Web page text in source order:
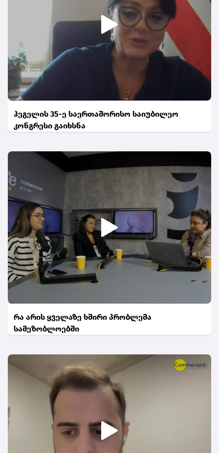
ჰეგელის 35-ე საერთაშორისო საიუბილეო
კონგრესი გაიხსნა
რა არის ყველაზე ხშირი პრობლემა
სამეზობლოებში